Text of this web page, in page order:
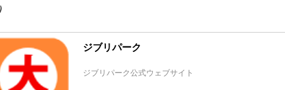
ジブリパーク
ジブリパーク公式ウェブサイト